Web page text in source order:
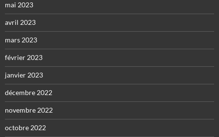
mai 2023
avril 2023
mars 2023
février 2023
janvier 2023
décembre 2022
novembre 2022
octobre 2022